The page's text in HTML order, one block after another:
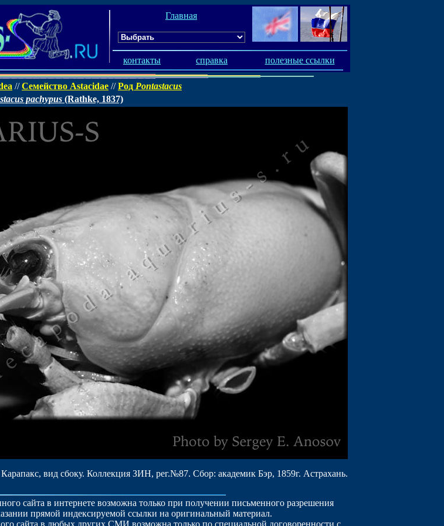
Главная
контакты справка полезные ссылки
//Семейство Astacidae //Род Pontastacus
pachypus(Rathke, 1837)
вид сбоку. Коллекция ЗИН, рег.№87. Сбор: академик Бэр, 1859г. Астрахань.
сайта в интернете возможна только при получении письменного разрешения
прямой индексируемой ссылки на оригинальный материал.
сайта в любых других СМИ возможна только по специальной договоренности с